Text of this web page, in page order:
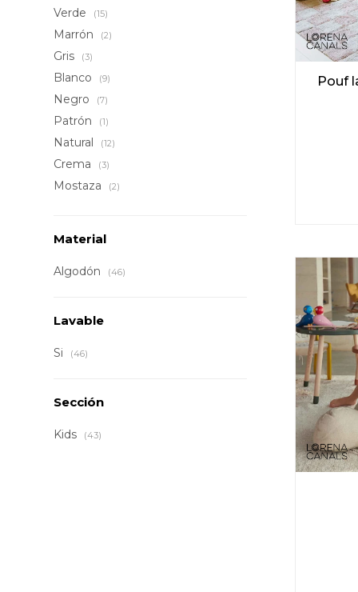
Pouf
Verde (15)
Marrón (2)
Gris (3)
Blanco (9)
Negro (7)
Patrón (1)
Natural (12)
Crema (3)
Mostaza (2)
Material
Algodón (46)
Lavable
Si (46)
Sección
Kids (43)